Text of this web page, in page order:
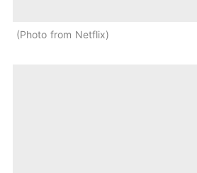
Photo from Netflix